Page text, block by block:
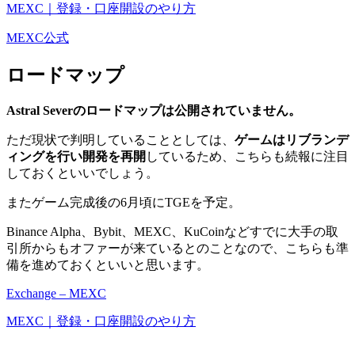
MEXC｜登録・口座開設のやり方
MEXC公式
ロードマップ
Astral Severのロードマップは公開されていません。
ただ現状で判明していることとしては、 ゲームはリブランデ
ィングを行い開発を再開 しているため、こちらも続報に注目
しておくといいでしょう。
またゲーム完成後の6月頃にTGEを予定。
Binance Alpha、Bybit、MEXC、KuCoinなどすでに大手の取
引所からもオファーが来ているとのことなので、こちらも準
備を進めておくといいと思います。
Exchange – MEXC
MEXC｜登録・口座開設のやり方